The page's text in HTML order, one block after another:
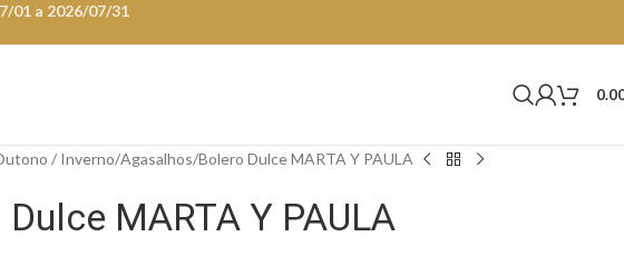
01 a 2026/07/31
/ Inverno Agasalhos Bolero Dulce MARTA Y PAULA
MARTA Y PAULA